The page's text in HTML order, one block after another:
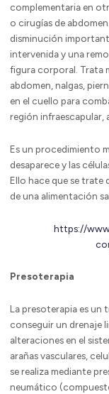
complementaria en
o cirugías de
disminución
intervenida y una
figura corporal. Trata
abdomen, nalgas,
en el cuello para
región infraescapular,
Es un procedimiento
desaparece y las
Ello hace que se trate
de una alimentación
https://
Presoterapia
La presoterapia es
conseguir un drenaje
alteraciones en el
arañas vasculares,
se realiza mediante
neumático